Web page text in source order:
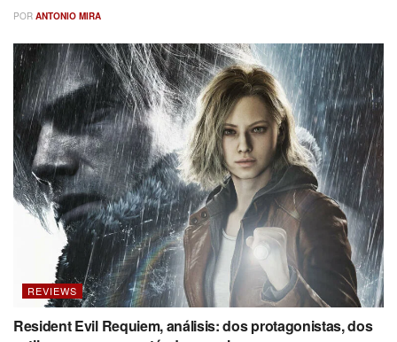
POR ANTONIO MIRA
REVIEWS
Resident Evil Requiem, análisis: dos protagonistas, dos